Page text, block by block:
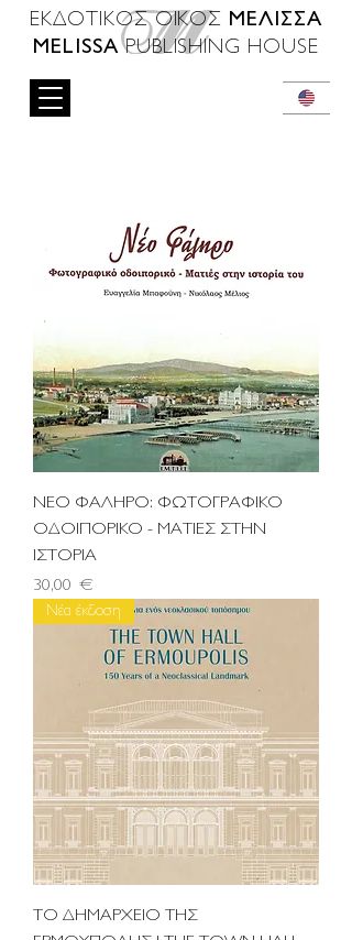
ΕΚΔΟΤΙΚΟΣ ΟΙΚΟΣ ΜΕΛΙΣΣΑ
MELISSAPUBLISHING HOUSE
ΝΕΟ ΦΑΛΗΡΟ: ΦΩΤΟΓΡΑΦΙΚΟ
ΟΔΟΙΠΟΡΙΚΟ - ΜΑΤΙΕΣ ΣΤΗΝ
ΙΣΤΟΡΙΑ
Τιμή
30,00 €
Νέα έκδοση
ΤΟ ΔΗΜΑΡΧΕΙΟ ΤΗΣ